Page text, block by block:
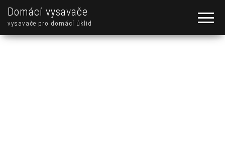
Domácí vysavače
vysavače pro domácí úklid